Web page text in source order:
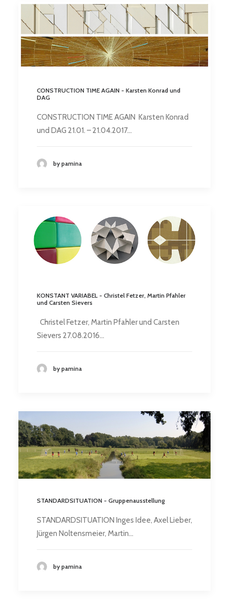
CONSTRUCTION TIME AGAIN - Karsten Konrad und
DAG
CONSTRUCTION TIME AGAIN Karsten Konrad
und DAG 21.01. – 21.04.2017…
by pamina
KONSTANT VARIABEL - Christel Fetzer, Martin Pfahler
und Carsten Sievers
Christel Fetzer, Martin Pfahler und Carsten
Sievers 27.08.2016…
by pamina
STANDARDSITUATION - Gruppenausstellung
STANDARDSITUATION Inges Idee, Axel Lieber,
Jürgen Noltensmeier, Martin…
by pamina